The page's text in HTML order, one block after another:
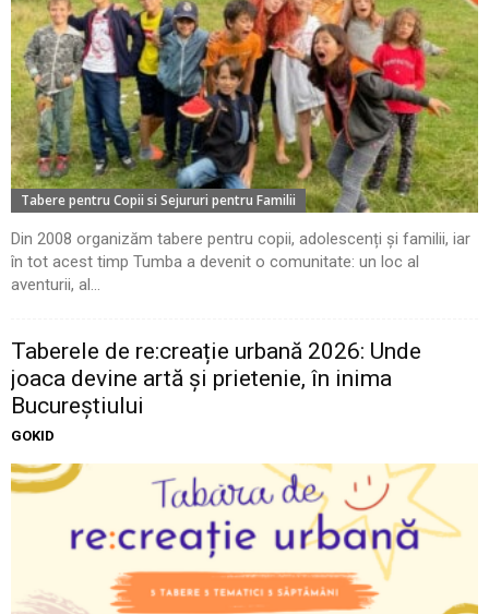
Tabere pentru Copii si Sejururi pentru Familii
Din 2008 organizăm tabere pentru copii, adolescenți și familii, iar
în tot acest timp Tumba a devenit o comunitate: un loc al
aventurii, al...
Taberele de re:creație urbană 2026: Unde
joaca devine artă și prietenie, în inima
Bucureștiului
GOKID